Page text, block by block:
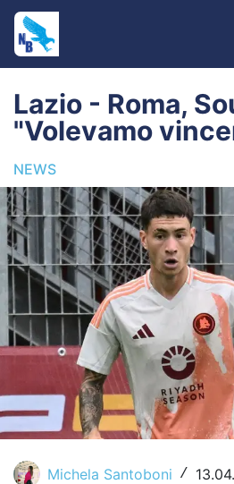
News
Editoriale
Pagelle
Settore Giovanile
Lazio Women
Calciomercato
Video
Lazio - Roma,
"Volevamo
NEWS
Michela Santoboni /